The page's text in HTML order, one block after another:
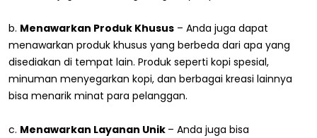
b. Menawarkan Produk Khusus – Anda juga dapat
menawarkan produk khusus yang berbeda dari apa yang
disediakan di tempat lain. Produk seperti kopi spesial,
minuman menyegarkan kopi, dan berbagai kreasi lainnya
bisa menarik minat para pelanggan.
c. Menawarkan Layanan Unik – Anda juga bisa